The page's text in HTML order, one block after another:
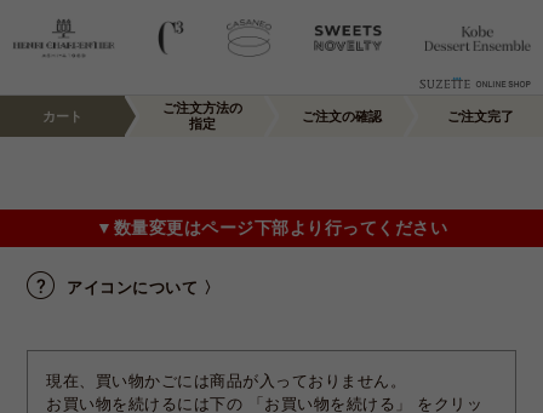
カート
ご注文方法の
指定
ご注文の確認 ご注文完了
▼数量変更はページ下部より行ってください
アイコンについて 〉
現在、買い物かごには商品が入っておりません。
お買い物を続けるには下の 「お買い物を続ける」 をクリッ